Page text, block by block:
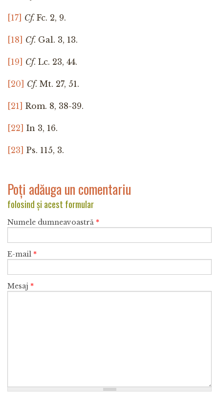
[17] Cf. Fc. 2, 9.
[18] Cf. Gal. 3, 13.
[19] Cf. Lc. 23, 44.
[20] Cf. Mt. 27, 51.
[21] Rom. 8, 38-39.
[22] In 3, 16.
[23] Ps. 115, 3.
Poți adăuga un comentariu
folosind și acest formular
Numele dumneavoastră *
E-mail *
Mesaj *